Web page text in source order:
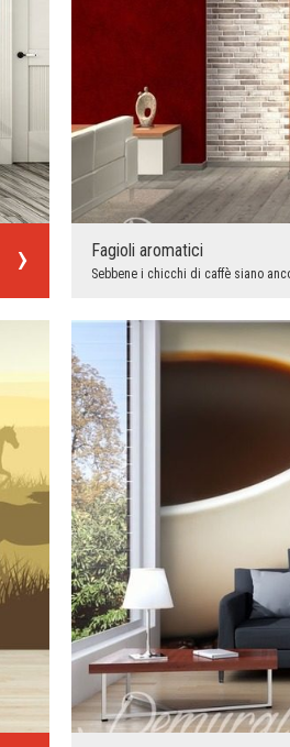
Fagioli aromatici
Sebbene i chicchi di caffè siano